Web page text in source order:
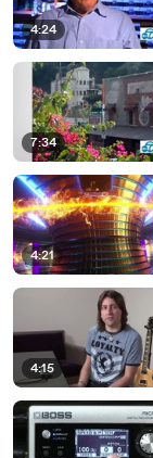
4:24
7:34
4:21
4:15